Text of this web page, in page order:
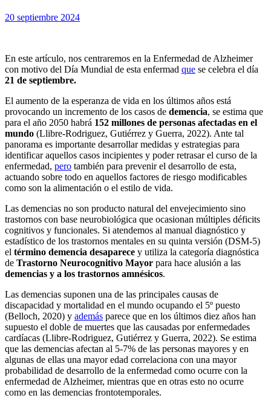
porExamen MIR
Publicada
20 septiembre 2024
En este artículo, nos centraremos en la Enfermedad de Alzheimer
con motivo del Día Mundial de esta enfermad que se celebra el día
21 de septiembre.
El aumento de la esperanza de vida en los últimos años está
provocando un incremento de los casos de demencia, se estima que
para el año 2050 habrá 152 millones de personas afectadas en el
mundo (Llibre-Rodriguez, Gutiérrez y Guerra, 2022). Ante tal
panorama es importante desarrollar medidas y estrategias para
identificar aquellos casos incipientes y poder retrasar el curso de la
enfermedad, pero también para prevenir el desarrollo de esta,
actuando sobre todo en aquellos factores de riesgo modificables
como son la alimentación o el estilo de vida.
Las demencias no son producto natural del envejecimiento sino
trastornos con base neurobiológica que ocasionan múltiples déficits
cognitivos y funcionales. Si atendemos al manual diagnóstico y
estadístico de los trastornos mentales en su quinta versión (DSM-5)
el término demencia desaparece y utiliza la categoría diagnóstica
de Trastorno Neurocognitivo Mayor para hace alusión a las
demencias y a los trastornos amnésicos.
Las demencias suponen una de las principales causas de
discapacidad y mortalidad en el mundo ocupando el 5º puesto
(Belloch, 2020) y además parece que en los últimos diez años han
supuesto el doble de muertes que las causadas por enfermedades
cardíacas (Llibre-Rodriguez, Gutiérrez y Guerra, 2022). Se estima
que las demencias afectan al 5-7% de las personas mayores y en
algunas de ellas una mayor edad correlaciona con una mayor
probabilidad de desarrollo de la enfermedad como ocurre con la
enfermedad de Alzheimer, mientras que en otras esto no ocurre
como en las demencias frontotemporales.